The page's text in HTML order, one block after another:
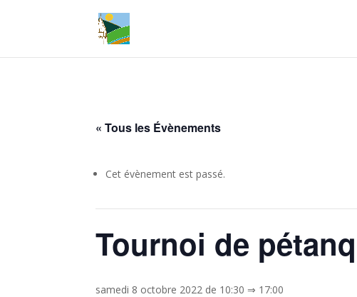
« Tous les Évènements
Cet évènement est passé.
Tournoi de
samedi 8 octobre 2022 de 10:30 ⇒ 17:00